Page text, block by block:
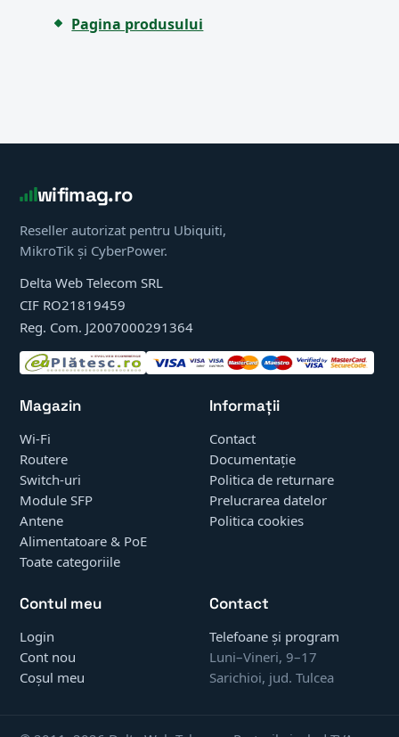
Pagina produsului
wifimag.ro
Reseller autorizat pentru Ubiquiti,
MikroTik și CyberPower.
Delta Web Telecom SRL
CIF RO21819459
Reg. Com. J2007000291364
Magazin
Wi-Fi
Routere
Switch-uri
Module SFP
Antene
Alimentatoare & PoE
Toate categoriile
Informații
Contact
Documentație
Politica de returnare
Prelucrarea datelor
Politica cookies
Contul meu
Login
Cont nou
Coșul meu
Contact
Telefoane și program
Luni–Vineri, 9–17
Sarichioi, jud. Tulcea